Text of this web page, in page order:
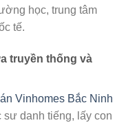
học, trung tâm
tế.
truyền thống và
Vinhomes Bắc Ninh
danh tiếng, lấy con